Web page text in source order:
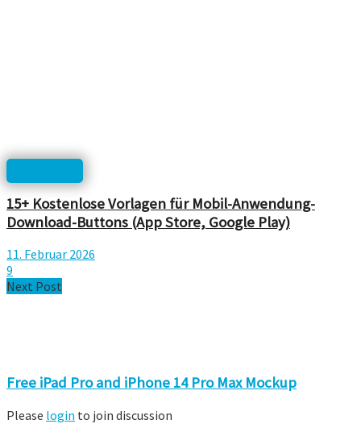
15+ Kostenlose Vorlagen für Mobil-Anwendung-
Download-Buttons (App Store, Google Play)
11. Februar 2026
9
Next Post
Free iPad Pro and iPhone 14 Pro Max Mockup
Please login to join discussion